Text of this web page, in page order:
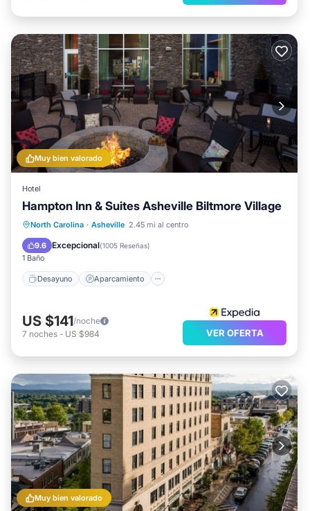
Muy bien valorado
Hotel
Hampton Inn & Suites Asheville Biltmore Village
North Carolina · Asheville 2.45 mi al centro
9.6 Excepcional(1005 Reseñas)
1 Baño
Desayuno Aparcamiento
Desayuno Aparcamiento
Balcón/Terraza
US $141/noche
7 noches - US $984 VER OFERTA
Muy bien valorado